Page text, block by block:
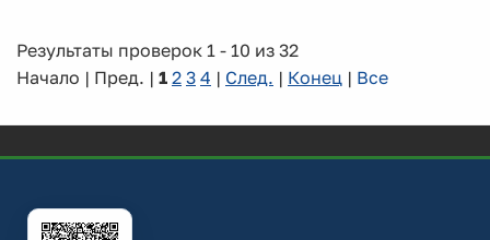
Результаты проверок 1 - 10 из 32
Начало | Пред. | 1 2 3 4 | След. | Конец | Все